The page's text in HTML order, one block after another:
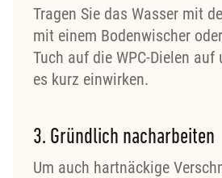
Tragen Sie das Wasser mit
mit einem Bodenwischer
Tuch auf die WPC-Dielen auf
es kurz einwirken.
3. Gründlich nacharbeiten
Um auch hartnäckige